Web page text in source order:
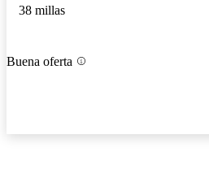
38 millas
Buena oferta